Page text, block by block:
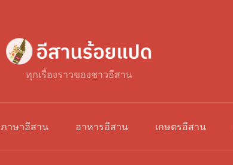
ทุกเรื่องราวของชาวอีสาน
ภาษาอีสาน อาหารอีสาน เกษตรอีสาน